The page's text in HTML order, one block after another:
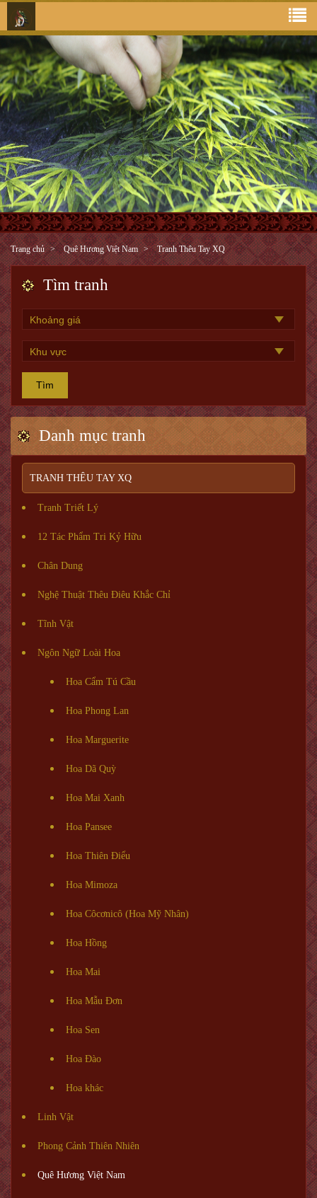
Trang chủ Quê Hương Việt Nam Tranh Thêu Tay XQ
Tìm tranh
Tìm
Danh mục tranh
TRANH THÊU TAY XQ
Tranh Triết Lý
12 Tác Phẩm Tri Kỷ Hữu
Chân Dung
Nghệ Thuật Thêu Điêu Khắc Chỉ
Tĩnh Vật
Ngôn Ngữ Loài Hoa
Hoa Cẩm Tú Cầu
Hoa Phong Lan
Hoa Marguerite
Hoa Dã Quỳ
Hoa Mai Xanh
Hoa Pansee
Hoa Thiên Điểu
Hoa Mimoza
Hoa Côcơnicô (Hoa Mỹ Nhân)
Hoa Hồng
Hoa Mai
Hoa Mẫu Đơn
Hoa Sen
Hoa Đào
Hoa khác
Linh Vật
Phong Cảnh Thiên Nhiên
Quê Hương Việt Nam